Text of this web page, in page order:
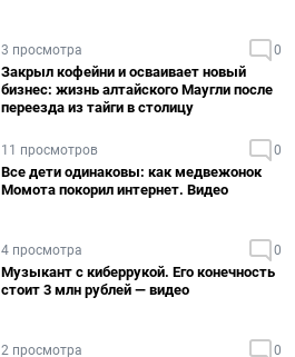
3 просмотра 0
Закрыл кофейни и осваивает новый
бизнес: жизнь алтайского Маугли после
переезда из тайги в столицу
11 просмотров 0
Все дети одинаковы: как медвежонок
Момота покорил интернет. Видео
4 просмотра 0
Музыкант с киберрукой. Его конечность
стоит 3 млн рублей — видео
2 просмотра 0